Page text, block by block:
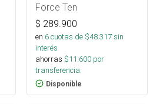
Force Ten
$ 289.900
en 6cuotas de $48.317sin
interés
ahorras $11.600 por
transferencia.
Disponible